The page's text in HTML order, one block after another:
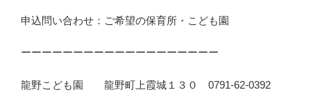
申込問い合わせ：ご希望の保育所・こども園
ーーーーーーーーーーーーーーーーーーー
龍野こども園 龍野町上霞城１３０ 0791-62-0392